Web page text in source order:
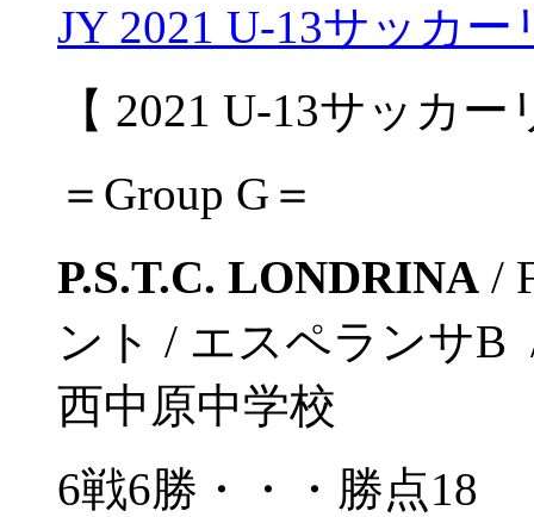
JY 2021 U-13サッカー
【 2021 U-13サッカ
＝Group G＝
P.S.T.C. LONDRINA /
ント / エスペランサB
西中原中学校
6戦6勝・・・勝点18